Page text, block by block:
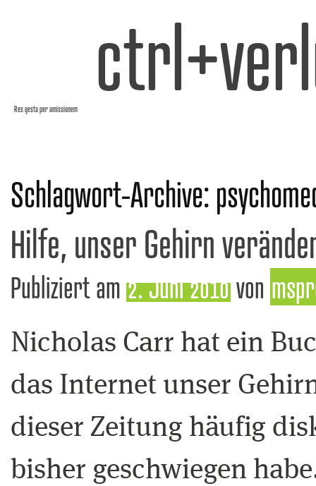
Res gesta per amissionem
Schlagwort-Archive:
Hilfe, unser Gehirn
Publiziert am 2. Juni 2010von
Nicholas Carr hat ein
das Internet unser
dieser Zeitung häufig
bisher geschwiegen